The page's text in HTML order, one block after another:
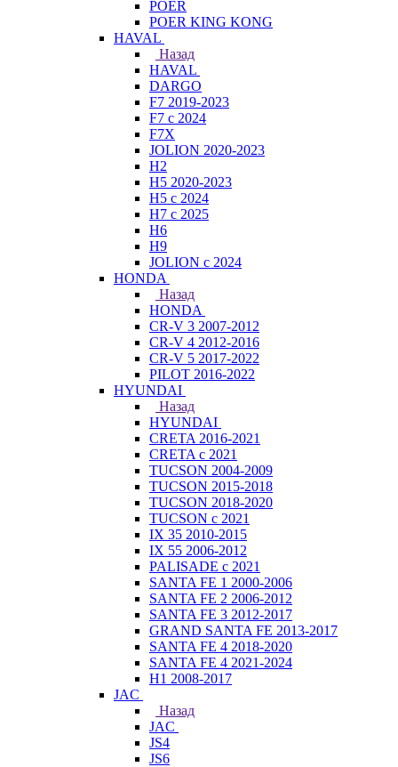
POER
POER KING KONG
HAVAL
Назад
HAVAL
DARGO
F7 2019-2023
F7 с 2024
F7X
JOLION 2020-2023
H2
H5 2020-2023
H5 с 2024
H7 с 2025
H6
H9
JOLION с 2024
HONDA
Назад
HONDA
CR-V 3 2007-2012
CR-V 4 2012-2016
CR-V 5 2017-2022
PILOT 2016-2022
HYUNDAI
Назад
HYUNDAI
CRETA 2016-2021
CRETA с 2021
TUCSON 2004-2009
TUCSON 2015-2018
TUCSON 2018-2020
TUCSON с 2021
IX 35 2010-2015
IX 55 2006-2012
PALISADE с 2021
SANTA FE 1 2000-2006
SANTA FE 2 2006-2012
SANTA FE 3 2012-2017
GRAND SANTA FE 2013-2017
SANTA FE 4 2018-2020
SANTA FE 4 2021-2024
H1 2008-2017
JAC
Назад
JAC
JS4
JS6